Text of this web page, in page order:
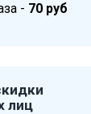
- 70 руб
лиц